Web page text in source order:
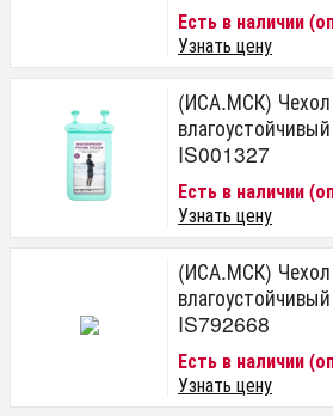
Есть в наличии
Узнать цену
(ИСА.МСК) Чехол
IS001327
Есть в наличии
Узнать цену
(ИСА.МСК) Чехол
IS792668
Есть в наличии
Узнать цену